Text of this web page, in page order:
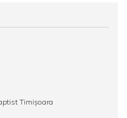
Timișoara